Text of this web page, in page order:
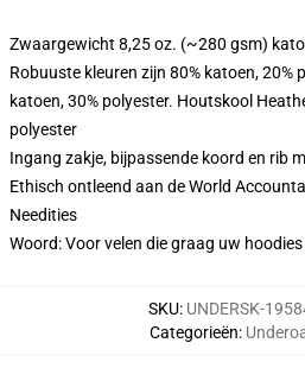
Zwaargewicht 8,25 oz. (~280 gsm)
Robuuste kleuren zijn 80% katoen, 20%
katoen, 30% polyester. Houtskool
polyester
Ingang zakje, bijpassende koord en rib
Ethisch ontleend aan de World
Needities
Woord: Voor velen die graag uw
SKU: UNDERSK-
Categorieën: